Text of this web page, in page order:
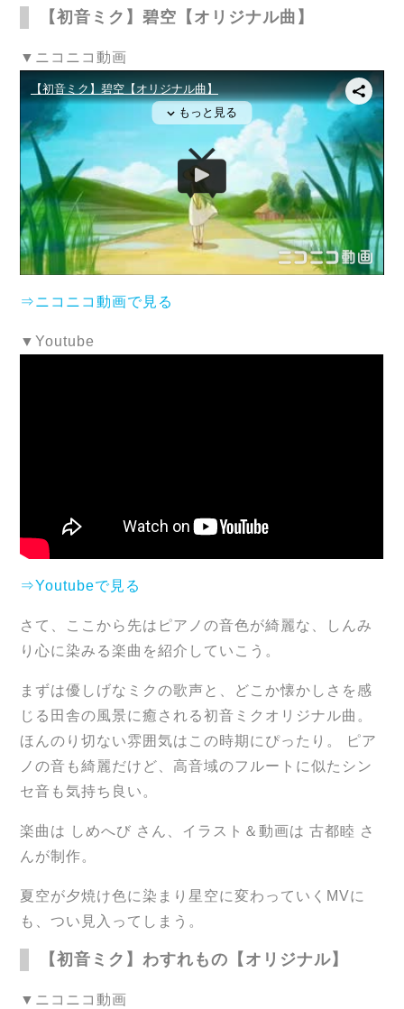
【初音ミク】碧空【オリジナル曲】
▼ニコニコ動画
⇒ニコニコ動画で見る
▼Youtube
⇒Youtubeで見る
さて、ここから先はピアノの音色が綺麗な、しんみ
り心に染みる楽曲を紹介していこう。
まずは優しげなミクの歌声と、どこか懐かしさを感
じる田舎の風景に癒される初音ミクオリジナル曲。
ほんのり切ない雰囲気はこの時期にぴったり。 ピア
ノの音も綺麗だけど、高音域のフルートに似たシン
セ音も気持ち良い。
楽曲は しめへび さん、イラスト＆動画は 古都睦 さ
んが制作。
夏空が夕焼け色に染まり星空に変わっていくMVに
も、つい見入ってしまう。
【初音ミク】わすれもの【オリジナル】
▼ニコニコ動画